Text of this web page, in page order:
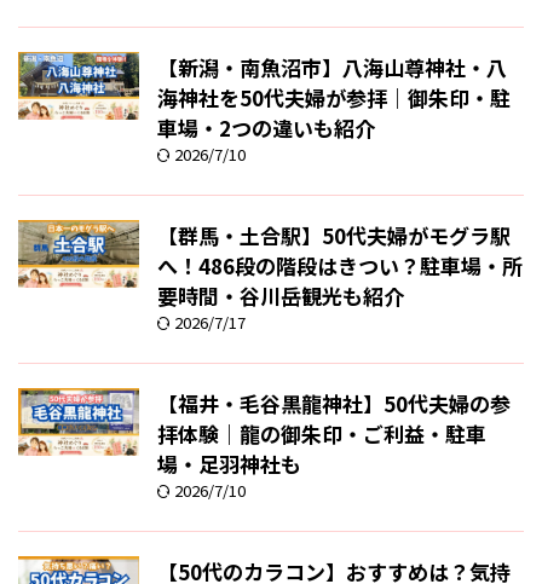
【新潟・南魚沼市】八海山尊神社・八
海神社を50代夫婦が参拝｜御朱印・駐
車場・2つの違いも紹介
2026/7/10
【群馬・土合駅】50代夫婦がモグラ駅
へ！486段の階段はきつい？駐車場・所
要時間・谷川岳観光も紹介
2026/7/17
【福井・毛谷黒龍神社】50代夫婦の参
拝体験｜龍の御朱印・ご利益・駐車
場・足羽神社も
2026/7/10
【50代のカラコン】おすすめは？気持